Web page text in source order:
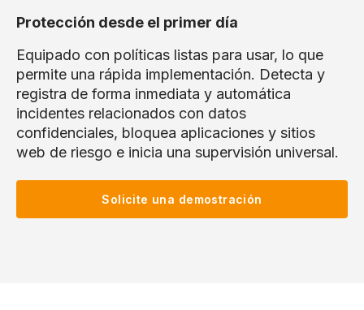
Protección desde el primer día
Equipado con políticas listas para usar, lo que
permite una rápida implementación. Detecta y
registra de forma inmediata y automática
incidentes relacionados con datos
confidenciales, bloquea aplicaciones y sitios
web de riesgo e inicia una supervisión universal.
Solicite una demostración